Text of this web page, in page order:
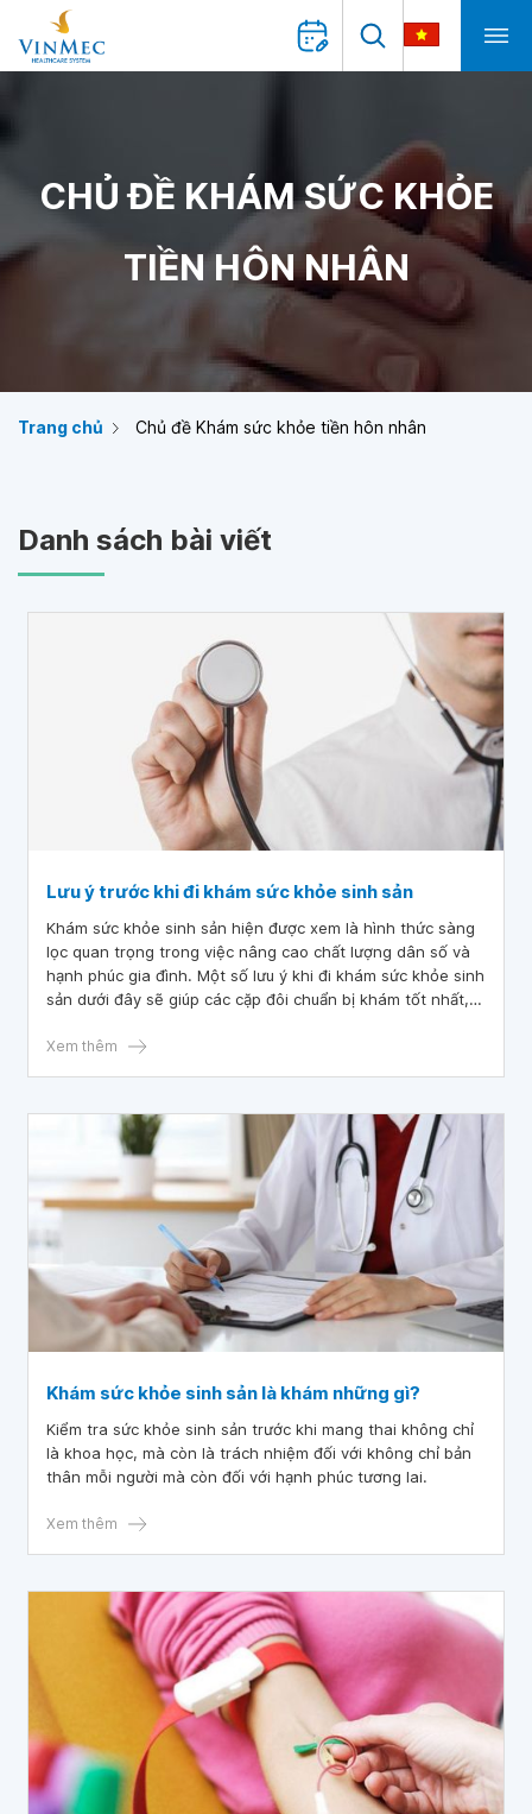
CHỦ ĐỀ KHÁM SỨC KHỎE
TIỀN HÔN NHÂN
Trang chủ Chủ đề Khám sức khỏe tiền hôn nhân
Danh sách bài viết
Lưu ý trước khi đi khám sức khỏe sinh sản
Khám sức khỏe sinh sản hiện được xem là hình thức sàng
lọc quan trọng trong việc nâng cao chất lượng dân số và
hạnh phúc gia đình. Một số lưu ý khi đi khám sức khỏe sinh
sản dưới đây sẽ giúp các cặp đôi chuẩn bị khám tốt nhất,
Xem thêm
Khám sức khỏe sinh sản là khám những gì?
Kiểm tra sức khỏe sinh sản trước khi mang thai không chỉ
là khoa học, mà còn là trách nhiệm đối với không chỉ bản
thân mỗi người mà còn đối với hạnh phúc tương lai.
Xem thêm